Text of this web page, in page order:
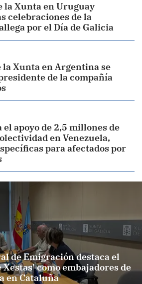
la Xunta en Uruguay
celebraciones de la
por el Día de Galicia
la Xunta en Argentina se
de la compañía
el apoyo de 2,5 millones de
en Venezuela,
para afectados por
de Emigración destaca el
Xestas’ como embajadores de
en Cataluña